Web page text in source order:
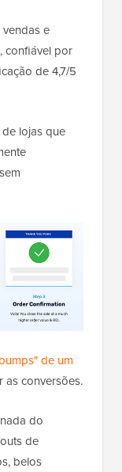
e
confiável por
de 4,7/5
lojas que
de um
as conversões.
do
de
belos